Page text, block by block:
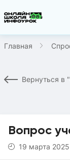
Главная
Вернуться в
Вопрос
19 марта 2025